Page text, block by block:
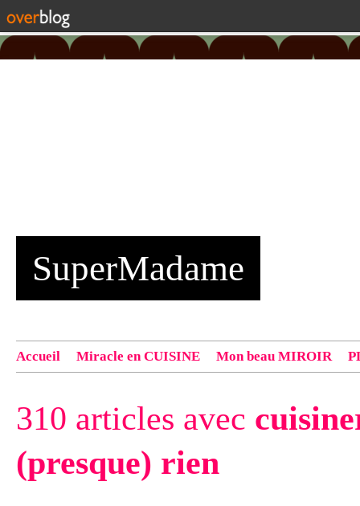
SuperMadame
Accueil Miracle en CUISINE Mon beau MIROIR
exemple : "Bonnet cloche From Annie", "Veste Rue
310 articles avec
(presque) rien